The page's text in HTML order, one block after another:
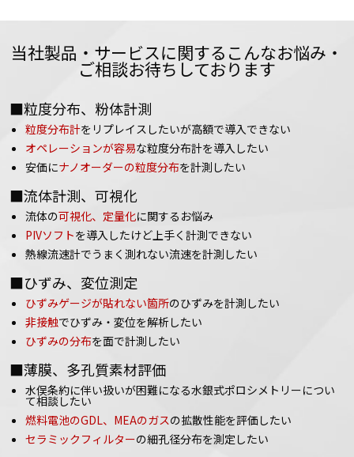
当社製品・サービスに関するこんなお悩み・
ご相談お待ちしております
■粒度分布、粉体計測
粒度分布計をリプレイスしたいが高額で導入できない
オペレーションが容易な粒度分布計を導入したい
安価にナノオーダーの粒度分布を計測したい
■流体計測、可視化
流体の可視化、定量化に関するお悩み
PIVソフトを導入したけど上手く計測できない
熱線流速計でうまく測れない流速を計測したい
■ひずみ、変位測定
ひずみゲージが貼れない箇所のひずみを計測したい
非接触でひずみ・変位を解析したい
ひずみの分布を面で計測したい
■薄膜、多孔質素材評価
水俣条約に伴い扱いが困難になる水銀式ポロシメトリーについ
て相談したい
燃料電池のGDL、MEAのガスの拡散性能を評価したい
セラミックフィルターの細孔径分布を測定したい